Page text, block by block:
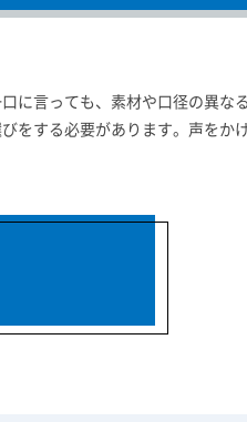
に言っても、素材や口径の異な
をする必要があります。声をか